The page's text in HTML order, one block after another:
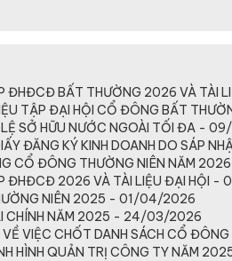
ĐHĐCĐ BẤT THƯỜNG 2026 VÀ
TẬP ĐẠI HỘI CỔ ĐÔNG BẤT
SỞ HỮU NƯỚC NGOÀI TỐI ĐA -
ĐĂNG KÝ KINH DOANH DO SÁP
CỔ ĐÔNG THƯỜNG NIÊN NĂM
ĐHĐCĐ 2026 VÀ TÀI LIỆU ĐẠI HỘI
NIÊN 2025 - 01/04/2026
CHÍNH NĂM 2025 - 24/03/2026
VỀ VIỆC CHỐT DANH SÁCH CỔ
HÌNH QUẢN TRỊ CÔNG TY NĂM